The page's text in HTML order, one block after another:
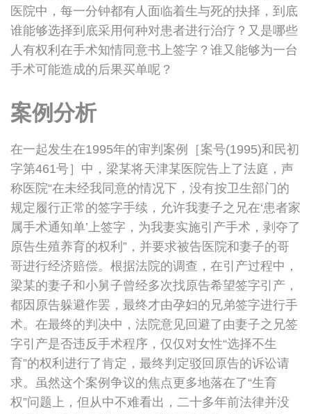
医院中，每一分钟都有人面临着生与死的抉择，到底
谁能够选择到底采用何种对患者进行治疗？又是哪些
人有权利在手术知情同意书上签字？谁又能够为一台
手术可能造成的后果买单呢？
案例分析
在一起发生在1995年的审判案例［案号(1995)和民初
字第461号］中，梁某将天津某医院告上了法庭，声
称医院“在未经我同意的情况下，没有按卫生部门的
规定履行正常的签字手续，允许我妻子之兄在‘患者家
属手术通知单’上签字，为我妻实施引产手术，剥夺了
原告生殖养育的权利”，并要求被告医院和妻子的哥
哥进行经济赔偿。根据法院的调查，在引产过程中，
梁某的妻子和小舅子曾经多次找原告希望签字引产，
都因原告躲避作罢，最终才由孕妇的兄弟签字进行手
术。在最终的判决中，法院意见回避了由妻子之兄签
字引产是否违反手术程序，仅仅对女性“选择不生
育”的权利进行了肯定，最终判定驳回原告的诉讼请
求。虽然这个案例争议的焦点更多地落在了“生育
权”问题上，但从中不难看出，二十多年前法律并没